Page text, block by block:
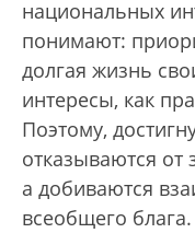
национальных
понимают:
долгая жизнь
интересы, как
Поэтому,
отказываются
а добиваются
всеобщего